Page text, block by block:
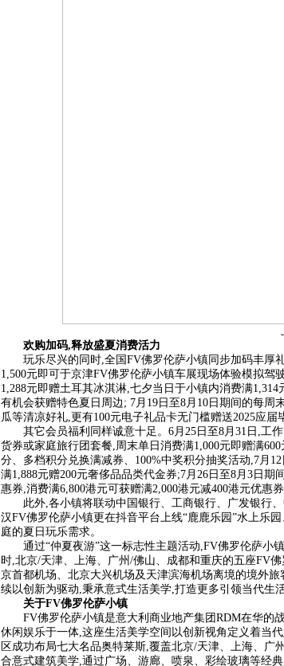
欢购加码,释放盛夏消费活力
玩乐尽兴的同时,全国FV佛罗伦萨小镇同步加码丰厚
1,500元即可于京津FV佛罗伦萨小镇车展现场体验模拟驾
1,288元即赠土耳其冰淇淋,七夕当日于小镇内消费满
有机会获赠特色夏日周边; 7月19日至8月10日期间的每
瓜等清凉好礼,更有100元电子礼品卡无门槛赠送2025应届
其它会员福利同样诚意十足。6月25日至8月31日,工
货券或家庭旅行团套餐,周末单日消费满1,000元即赠满
分、多档积分兑换满减券、100%中奖积分抽奖活动,7月
满1,888元赠200元奢侈品品类代金券;7月26日至8月3日
惠券,消费满6,800港元可获赠满2,000港元减400港元优惠券
此外,各小镇将联动中国银行、工商银行、广发银行
汉FV佛罗伦萨小镇更在抖音平台上线“鹿鹿乐园”水上乐
庭的夏日玩乐需求。
通过“仲夏夜游”这一标志性主题活动,FV佛罗伦萨小
时,北京/天津、上海、广州/佛山、成都和重庆的五座FV
京首都机场、北京大兴机场及天津滨海机场离境的境外
续以创新为驱动,秉承意式生活美学,打造更多引领当代生
关于FV佛罗伦萨小镇
FV佛罗伦萨小镇是意大利商业地产集团RDM在华的
休闲娱乐于一体,这座生活美学空间以创新视角定义着当
区成功布局七大名品奥特莱斯,覆盖北京/天津、上海、
合意式建筑美学,通过广场、游廊、喷泉、彩绘玻璃等经